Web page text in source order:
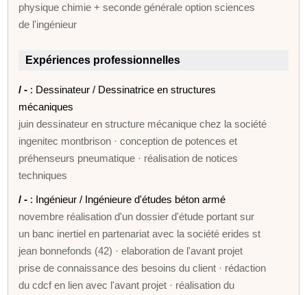
physique chimie + seconde générale option sciences
de l'ingénieur
Expériences professionnelles
/ - : Dessinateur / Dessinatrice en structures
mécaniques
juin dessinateur en structure mécanique chez la société
ingenitec montbrison · conception de potences et
préhenseurs pneumatique · réalisation de notices
techniques
/ - : Ingénieur / Ingénieure d'études béton armé
novembre réalisation d'un dossier d'étude portant sur
un banc inertiel en partenariat avec la société erides st
jean bonnefonds (42) · elaboration de l'avant projet
prise de connaissance des besoins du client · rédaction
du cdcf en lien avec l'avant projet · réalisation du